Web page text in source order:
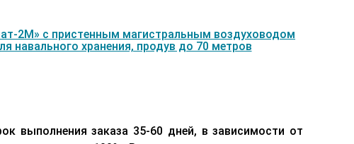
2М» с пристенным магистральным воздуховодом
навального хранения, продув до 70 метров
выполнения заказа 35-60 дней, в зависимости от